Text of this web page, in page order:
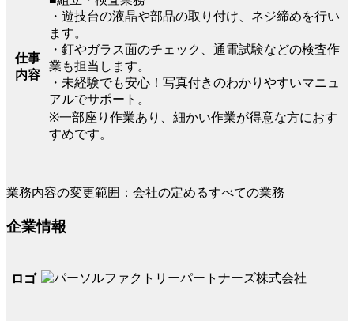
仕事
内容
・遊技台の液晶や部品の取り付け、ネジ締めを行い
ます。
・釘やガラス面のチェック、通電試験などの検査作
業も担当します。
・未経験でも安心！写真付きのわかりやすいマニュ
アルでサポート。
※一部座り作業あり、細かい作業が得意な方におす
すめです。
業務内容の変更範囲：会社の定めるすべての業務
企業情報
ロゴ